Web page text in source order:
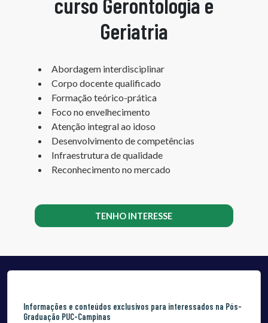
Geriatria
Abordagem interdisciplinar
Corpo docente qualificado
Formação teórico-prática
Foco no envelhecimento
Atenção integral ao idoso
Desenvolvimento de competências
Infraestrutura de qualidade
Reconhecimento no mercado
TENHO INTERESSE
Informações e conteúdos exclusivos para interessados na Pós-
Graduação PUC-Campinas